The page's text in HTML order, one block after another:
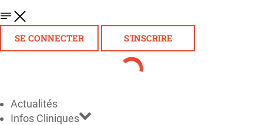
SE CONNECTER S'INSCRIRE
Actualités
Infos Cliniques